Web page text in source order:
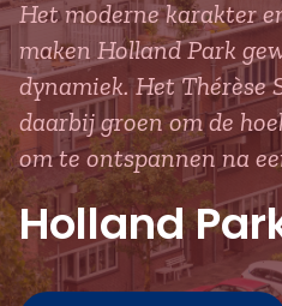
Het moderne karakter
maken Holland Park
dynamiek. Het Thérèse
daarbij groen om de
om te ontspannen na
Holland